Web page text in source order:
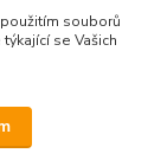
souborů
se Vašich